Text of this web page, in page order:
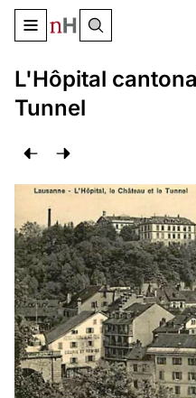
Basculer le menu de
L'Hôpital
Tunnel